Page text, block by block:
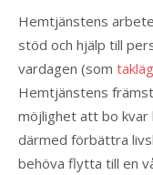
Hemtjänstens
stöd och hjälp till
vardagen (som
Hemtjänstens
möjlighet att bo kvar
därmed förbättra
behöva flytta till en